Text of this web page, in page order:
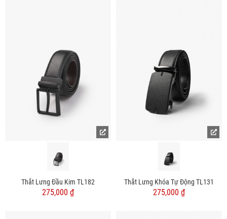
Thắt Lưng Đầu Kim TL182
275,000 ₫
Thắt Lưng Khóa Tự Động TL131
275,000 ₫